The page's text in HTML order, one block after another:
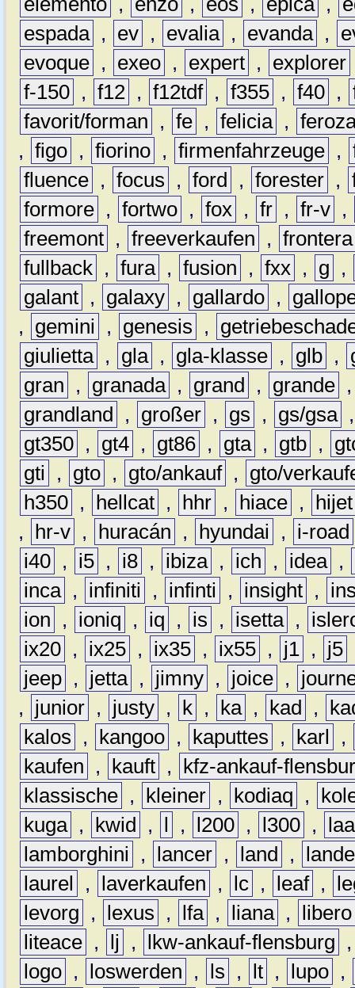
espada , ev , evalia , evanda ,
evoque , exeo , expert , explorer
f-150 , f12 , f12tdf , f355 , f40 ,
favorit/forman
, fe , felicia ,
, figo , fiorino , firmenfahrzeuge ,
fluence , focus , ford , forester ,
formore , fortwo , fox , fr , fr-v ,
freemont , freeverkaufen , frontera
fullback , fura , fusion , fxx , g
,
galant , galaxy , gallardo ,
,
gemini , genesis ,
giulietta , gla , gla-klasse , glb ,
gran
, granada , grand , grande
grandland
, großer , gs , gs/gsa
gt350 , gt4 , gt86 , gta , gtb ,
gti
, gto , gto/ankauf ,
gto/
h350 , hellcat , hhr , hiace ,
hijet
,
hr-v , huracán , hyundai ,
i-road
i40 , i5 , i8 , ibiza , ich , idea ,
inca , infiniti , infinti , insight ,
ion
, ioniq , iq , is , isetta ,
ix20 , ix25 , ix35 , ix55 , j1 , j5
jeep , jetta , jimny , joice ,
,
junior , justy , k , ka , kad ,
kalos
, kangoo , kaputtes , karl
,
kaufen
, kauft ,
kfz-ankauf-
klassische , kleiner , kodiaq ,
kuga , kwid , l , l200 , l300 ,
lamborghini
, lancer , land ,
laurel
, laverkaufen , lc , leaf ,
levorg
, lexus , lfa , liana ,
libero
liteace , lj , lkw-ankauf-flensburg
logo , loswerden , ls , lt , lupo ,